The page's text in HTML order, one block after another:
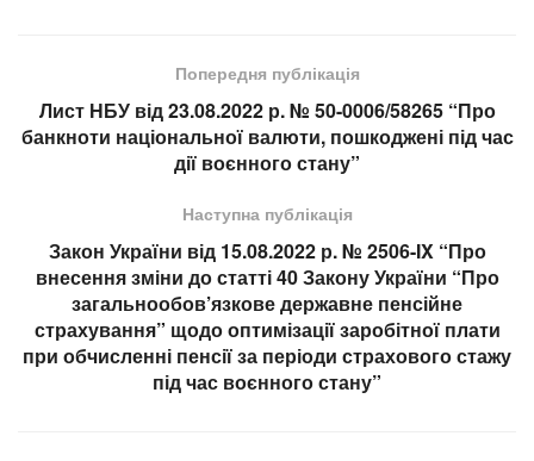
Попередня публікація
Лист НБУ від 23.08.2022 р. № 50-0006/58265 “Про
банкноти національної валюти, пошкоджені під час
дії воєнного стану”
Наступна публікація
Закон України від 15.08.2022 р. № 2506-IX “Про
внесення зміни до статті 40 Закону України “Про
загальнообов’язкове державне пенсійне
страхування” щодо оптимізації заробітної плати
при обчисленні пенсії за періоди страхового стажу
під час воєнного стану”